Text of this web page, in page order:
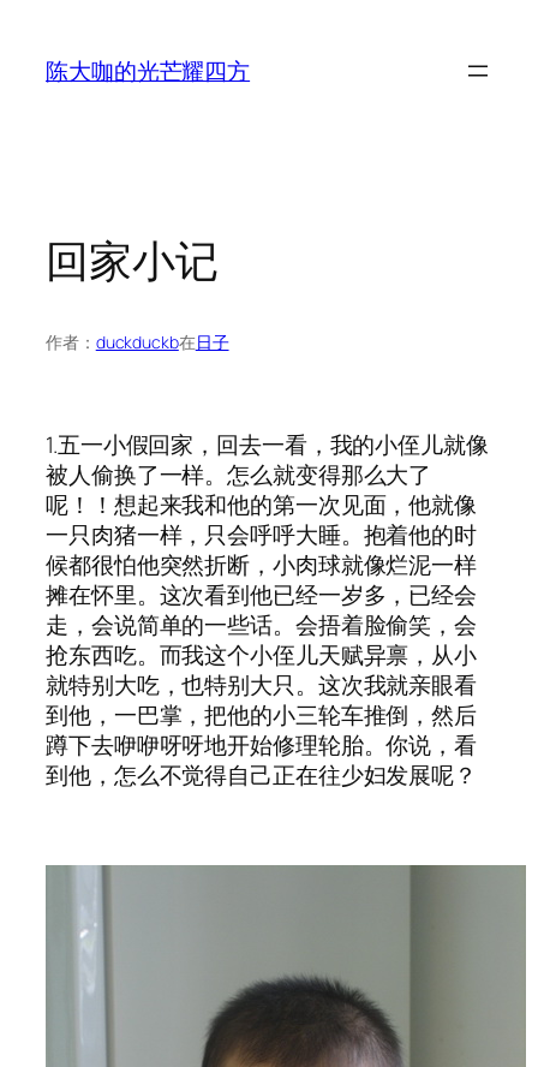
陈大咖的光芒耀四方
回家小记
作者： duckduckb在日子
1.五一小假回家，回去一看，我的小侄儿就像
被人偷换了一样。怎么就变得那么大了
呢！！想起来我和他的第一次见面，他就像
一只肉猪一样，只会呼呼大睡。抱着他的时
候都很怕他突然折断，小肉球就像烂泥一样
摊在怀里。这次看到他已经一岁多，已经会
走，会说简单的一些话。会捂着脸偷笑，会
抢东西吃。而我这个小侄儿天赋异禀，从小
就特别大吃，也特别大只。这次我就亲眼看
到他，一巴掌，把他的小三轮车推倒，然后
蹲下去咿咿呀呀地开始修理轮胎。你说，看
到他，怎么不觉得自己正在往少妇发展呢？